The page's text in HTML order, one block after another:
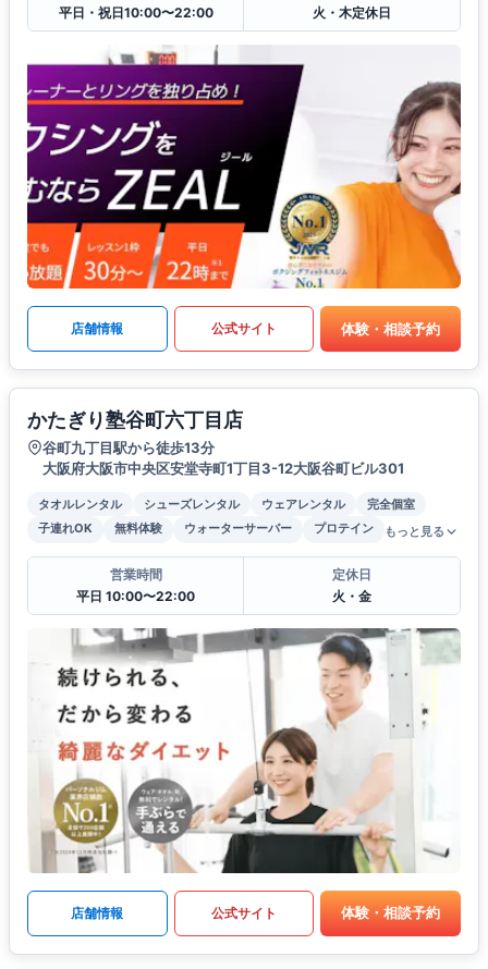
平日・祝日10:00〜22:00
火・木定休日
店舗情報 公式サイト 体験・相談予約
かたぎり塾谷町六丁目店
谷町九丁目駅から徒歩13分
大阪府大阪市中央区安堂寺町1丁目3-12大阪谷町ビル301
タオルレンタル シューズレンタル ウェアレンタル
完全個室
子連れOK
無料体験 ウォーターサーバー プロテイン もっと見る
営業時間
平日 10:00〜22:00
定休日
火・金
店舗情報 公式サイト 体験・相談予約